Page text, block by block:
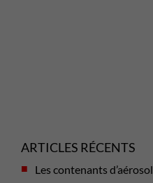
ARTICLES RÉCENTS
Les contenants d’aérosol